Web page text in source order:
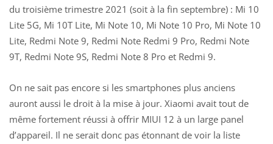
du troisième trimestre 2021 (soit à la fin septembre) : Mi 10
Lite 5G, Mi 10T Lite, Mi Note 10, Mi Note 10 Pro, Mi Note 10
Lite, Redmi Note 9, Redmi Note Redmi 9 Pro, Redmi Note
9T, Redmi Note 9S, Redmi Note 8 Pro et Redmi 9.
On ne sait pas encore si les smartphones plus anciens
auront aussi le droit à la mise à jour. Xiaomi avait tout de
même fortement réussi à offrir MIUI 12 à un large panel
d’appareil. Il ne serait donc pas étonnant de voir la liste